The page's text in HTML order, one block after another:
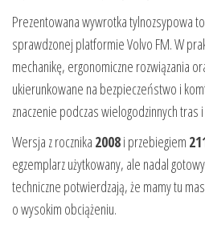
Prezentowana wywrotka tylnozsypowa
sprawdzonej platformie Volvo FM. W
mechanikę, ergonomiczne rozwiązania
ukierunkowane na bezpieczeństwo i
znaczenie podczas wielogodzinnych
Wersja z rocznika 2008i przebiegiem
egzemplarz użytkowany, ale nadal
techniczne potwierdzają, że mamy tu
o wysokim obciążeniu.